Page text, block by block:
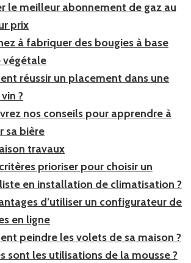
le meilleur abonnement de gaz au
prix
à fabriquer des bougies à base
végétale
réussir un placement dans une
?
nos conseils pour apprendre à
sa bière
travaux
prioriser pour choisir un
en installation de climatisation ?
d’utiliser un configurateur de
en ligne
peindre les volets de sa maison ?
sont les utilisations de la mousse ?